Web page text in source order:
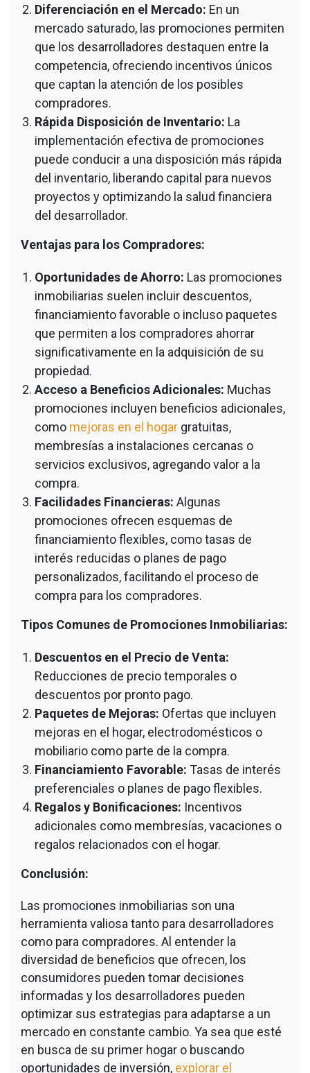
Diferenciación en el Mercado: En un
mercado saturado, las promociones permiten
que los desarrolladores destaquen entre la
competencia, ofreciendo incentivos únicos
que captan la atención de los posibles
compradores.
Rápida Disposición de Inventario: La
implementación efectiva de promociones
puede conducir a una disposición más rápida
del inventario, liberando capital para nuevos
proyectos y optimizando la salud financiera
del desarrollador.
Ventajas para los Compradores:
Oportunidades de Ahorro: Las promociones
inmobiliarias suelen incluir descuentos,
financiamiento favorable o incluso paquetes
que permiten a los compradores ahorrar
significativamente en la adquisición de su
propiedad.
Acceso a Beneficios Adicionales: Muchas
promociones incluyen beneficios adicionales,
como mejoras en el hogar gratuitas,
membresías a instalaciones cercanas o
servicios exclusivos, agregando valor a la
compra.
Facilidades Financieras: Algunas
promociones ofrecen esquemas de
financiamiento flexibles, como tasas de
interés reducidas o planes de pago
personalizados, facilitando el proceso de
compra para los compradores.
Tipos Comunes de Promociones Inmobiliarias:
Descuentos en el Precio de Venta:
Reducciones de precio temporales o
descuentos por pronto pago.
Paquetes de Mejoras: Ofertas que incluyen
mejoras en el hogar, electrodomésticos o
mobiliario como parte de la compra.
Financiamiento Favorable: Tasas de interés
preferenciales o planes de pago flexibles.
Regalos y Bonificaciones: Incentivos
adicionales como membresías, vacaciones o
regalos relacionados con el hogar.
Conclusión:
Las promociones inmobiliarias son una
herramienta valiosa tanto para desarrolladores
como para compradores. Al entender la
diversidad de beneficios que ofrecen, los
consumidores pueden tomar decisiones
informadas y los desarrolladores pueden
optimizar sus estrategias para adaptarse a un
mercado en constante cambio. Ya sea que esté
en busca de su primer hogar o buscando
oportunidades de inversión, explorar el